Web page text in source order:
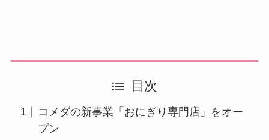
目次
コメダの新事業「おにぎり専門店」をオー
プン